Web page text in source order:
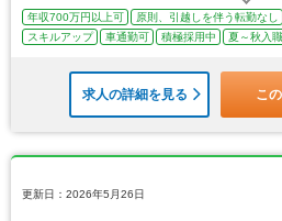
年収700万円以上可 原則、引越しを伴う転勤なし
スキルアップ
車通勤可 積極採用中 夏～秋入
求人の詳細を見る こ
更新日：2026年5月26日